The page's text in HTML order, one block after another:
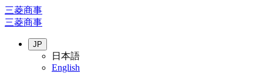
三菱商事
三菱商事
JP
日本語
English